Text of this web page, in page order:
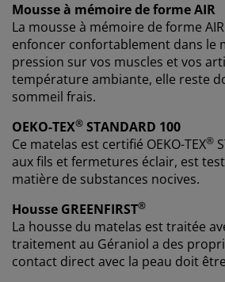
Mousse à mémoire de forme AIR
La mousse à mémoire de forme
enfoncer confortablement dans le
pression sur vos muscles et vos
température ambiante, elle reste
sommeil frais.
OEKO-TEX® STANDARD 100
Ce matelas est certifié OEKO-TEX®
aux fils et fermetures éclair, est
matière de substances nocives.
Housse GREENFIRST®
La housse du matelas est traitée
traitement au Géraniol a des
contact direct avec la peau doit